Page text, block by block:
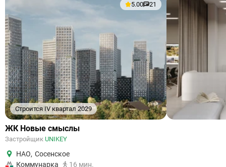
Строится IV квартал 2029
5.00 21
ЖК Новые смыслы
Застройщик UNIKEY
НАО, Сосенское
Коммунарка
16 мин.